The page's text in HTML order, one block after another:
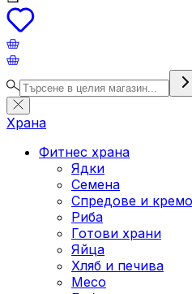
Храна
Фитнес храна
Ядки
Семена
Спредове и
Риба
Готови храни
Яйца
Хляб и печива
Месо